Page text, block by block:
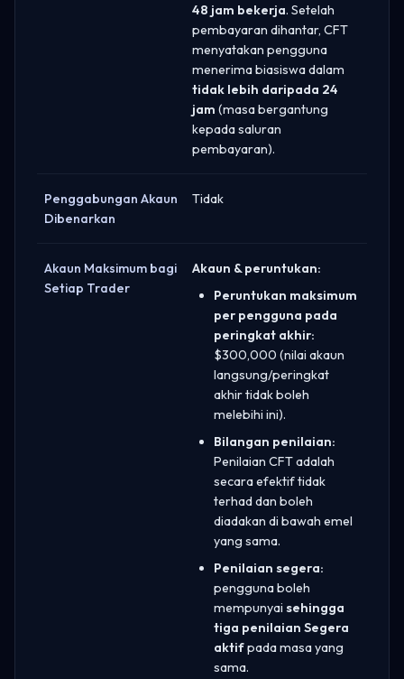
48 jam bekerja. Setelah
pembayaran dihantar, CFT
menyatakan pengguna
menerima biasiswa dalam
tidak lebih daripada 24
jam (masa bergantung
kepada saluran
pembayaran).
Penggabungan Akaun
Dibenarkan
Tidak
Akaun Maksimum bagi
Setiap Trader
Akaun & peruntukan:
Peruntukan maksimum
per pengguna pada
peringkat akhir:
$300,000 (nilai akaun
langsung/peringkat
akhir tidak boleh
melebihi ini).
Bilangan penilaian:
Penilaian CFT adalah
secara efektif tidak
terhad dan boleh
diadakan di bawah emel
yang sama.
Penilaian segera:
pengguna boleh
mempunyai sehingga
tiga penilaian Segera
aktifpada masa yang
sama.